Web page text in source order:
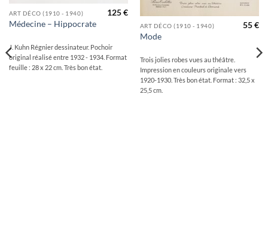
ART DÉCO (1910 - 1940)
Médecine – Hippocrate
125€
J. Kuhn Régnier dessinateur. Pochoir
original réalisé entre 1932 - 1934. Format
feuille : 28 x 22 cm. Très bon état.
ART DÉCO (1910 - 1940)
Mode
55€
Trois jolies robes vues au théâtre.
Impression en couleurs originale vers
1920-1930. Très bon état. Format : 32,5 x
25,5 cm.